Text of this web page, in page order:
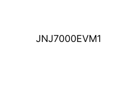
JNJ7000EVM1